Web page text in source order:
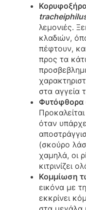
λεμονιές.
κλαδιών,
πέφτουν,
προς τα
στα αγγεία
Φυτόφθορα
όταν
(σκούρο
χαμηλά, οι
κιτρινίζει
Κομμίωση
εικόνα με
εκκρίνει